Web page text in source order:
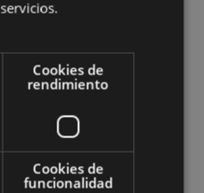
Cookies de
rendimiento
Cookies de
funcionalidad